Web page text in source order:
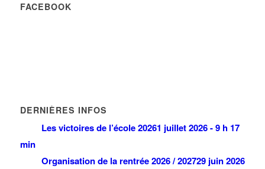
FACEBOOK
DERNIÈRES INFOS
Les victoires de l’école 20261 juillet 2026 - 9 h 17
min
Organisation de la rentrée 2026 / 202729 juin 2026